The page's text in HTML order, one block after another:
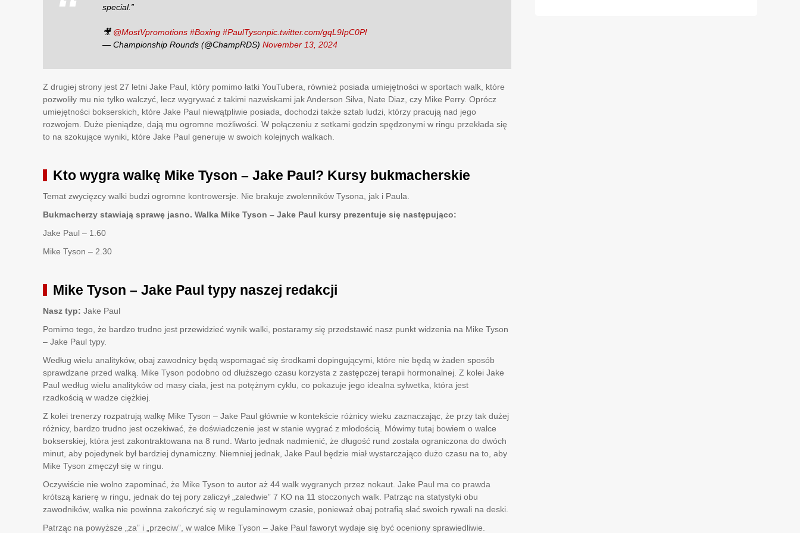
special.”
🎥 @MostVpromotions #Boxing #PaulTysonpic.twitter.com/gqL9IpC0Pl
— Championship Rounds (@ChampRDS) November 13, 2024
Z drugiej strony jest 27 letni Jake Paul, który pomimo łatki YouTubera, również posiada umiejętności w sportach walk, które
pozwoliły mu nie tylko walczyć, lecz wygrywać z takimi nazwiskami jak Anderson Silva, Nate Diaz, czy Mike Perry. Oprócz
umiejętności bokserskich, które Jake Paul niewątpliwie posiada, dochodzi także sztab ludzi, którzy pracują nad jego
rozwojem. Duże pieniądze, dają mu ogromne możliwości. W połączeniu z setkami godzin spędzonymi w ringu przekłada się
to na szokujące wyniki, które Jake Paul generuje w swoich kolejnych walkach.
Kto wygra walkę Mike Tyson – Jake Paul? Kursy bukmacherskie
Temat zwycięzcy walki budzi ogromne kontrowersje. Nie brakuje zwolenników Tysona, jak i Paula.
Bukmacherzy stawiają sprawę jasno. Walka Mike Tyson – Jake Paul kursy prezentuje się następująco:
Jake Paul – 1.60
Mike Tyson – 2.30
Mike Tyson – Jake Paul typy naszej redakcji
Nasz typ: Jake Paul
Pomimo tego, że bardzo trudno jest przewidzieć wynik walki, postaramy się przedstawić nasz punkt widzenia na Mike Tyson
– Jake Paul typy.
Według wielu analityków, obaj zawodnicy będą wspomagać się środkami dopingującymi, które nie będą w żaden sposób
sprawdzane przed walką. Mike Tyson podobno od dłuższego czasu korzysta z zastępczej terapii hormonalnej. Z kolei Jake
Paul według wielu analityków od masy ciała, jest na potężnym cyklu, co pokazuje jego idealna sylwetka, która jest
rzadkością w wadze ciężkiej.
Z kolei trenerzy rozpatrują walkę Mike Tyson – Jake Paul głównie w kontekście różnicy wieku zaznaczając, że przy tak dużej
różnicy, bardzo trudno jest oczekiwać, że doświadczenie jest w stanie wygrać z młodością. Mówimy tutaj bowiem o walce
bokserskiej, która jest zakontraktowana na 8 rund. Warto jednak nadmienić, że długość rund została ograniczona do dwóch
minut, aby pojedynek był bardziej dynamiczny. Niemniej jednak, Jake Paul będzie miał wystarczająco dużo czasu na to, aby
Mike Tyson zmęczył się w ringu.
Oczywiście nie wolno zapominać, że Mike Tyson to autor aż 44 walk wygranych przez nokaut. Jake Paul ma co prawda
krótszą karierę w ringu, jednak do tej pory zaliczył „zaledwie” 7 KO na 11 stoczonych walk. Patrząc na statystyki obu
zawodników, walka nie powinna zakończyć się w regulaminowym czasie, ponieważ obaj potrafią słać swoich rywali na deski.
Patrząc na powyższe „za” i „przeciw”, w walce Mike Tyson – Jake Paul faworyt wydaje się być oceniony sprawiedliwie.